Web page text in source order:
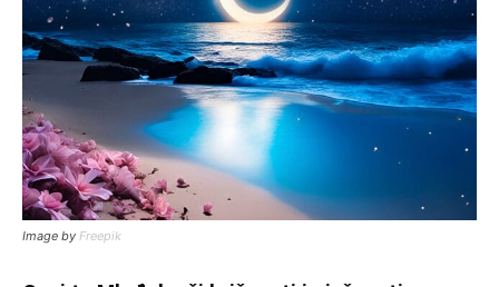
Image by Freepik